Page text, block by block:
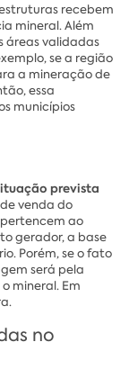
recebem
mineral. Além
áreas validadas
se a região
a mineração de
essa
municípios
prevista
venda do
ao
gerador, a base
Porém, se o fato
será pela
mineral. Em
no